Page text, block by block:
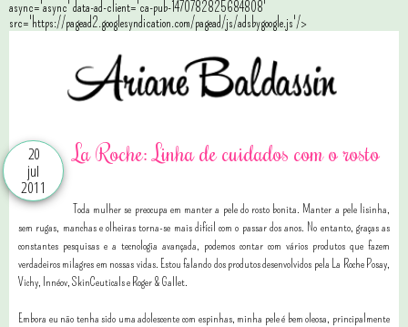
async='async' data-ad-client='ca-pub-1470782825684808'
src='https://pagead2.googlesyndication.com/pagead/js/adsbygoogle.js'/>
20
jul
2011
La Roche: Linha de cuidados com o rosto
Toda mulher se preocupa em manter a pele do rosto bonita. Manter a pele lisinha,
sem rugas, manchas e olheiras torna-se mais difícil com o passar dos anos. No entanto, graças as
constantes pesquisas e a tecnologia avançada, podemos contar com vários produtos que fazem
verdadeiros milagres em nossas vidas. Estou falando dos produtos desenvolvidos pela La Roche Posay,
Vichy, Innéov, SkinCeuticals e Roger & Gallet.
Embora eu não tenha sido uma adolescente com espinhas, minha pele é bem oleosa, principalmente